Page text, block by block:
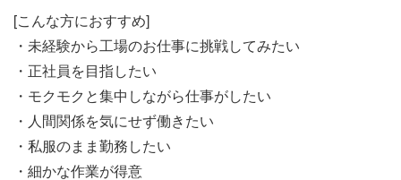
[こんな方におすすめ]
・未経験から工場のお仕事に挑戦してみたい
・正社員を目指したい
・モクモクと集中しながら仕事がしたい
・人間関係を気にせず働きたい
・私服のまま勤務したい
・細かな作業が得意